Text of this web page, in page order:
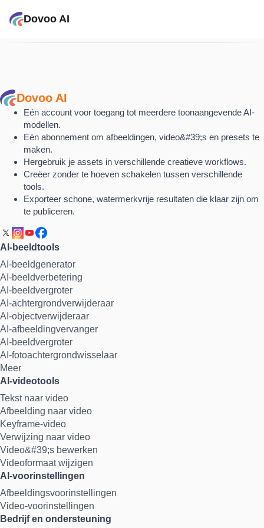
Dovoo AI
Dovoo AI
Eén account voor toegang tot meerdere toonaangevende AI-
modellen.
Eén abonnement om afbeeldingen, video&#39;s en presets te
maken.
Hergebruik je assets in verschillende creatieve workflows.
Creëer zonder te hoeven schakelen tussen verschillende
tools.
Exporteer schone, watermerkvrije resultaten die klaar zijn om
te publiceren.
AI-beeldtools
AI-beeldgenerator
AI-beeldverbetering
AI-beeldvergroter
AI-achtergrondverwijderaar
AI-objectverwijderaar
AI-afbeeldingvervanger
AI-beeldvergroter
AI-fotoachtergrondwisselaar
Meer
AI-videotools
Tekst naar video
Afbeelding naar video
Keyframe-video
Verwijzing naar video
Video&#39;s bewerken
Videoformaat wijzigen
AI-voorinstellingen
Afbeeldingsvoorinstellingen
Video-voorinstellingen
Bedrijf en ondersteuning